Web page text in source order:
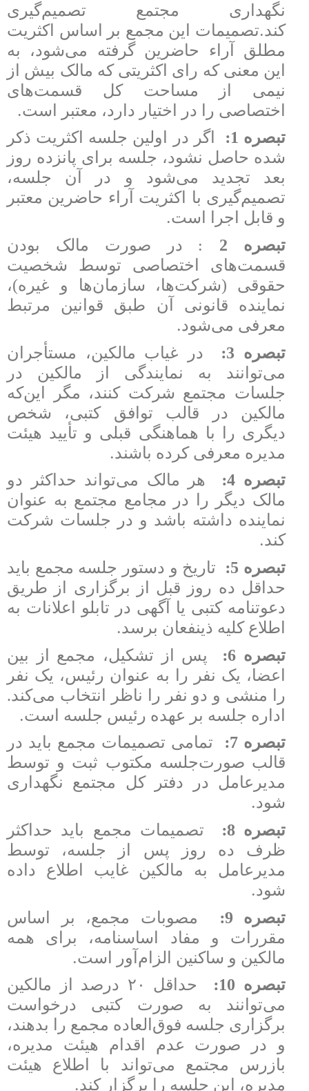
نگهداری مجتمع تصمیم‌گیری
کند.تصمیمات این مجمع بر اساس اکثریت
مطلق آراء حاضرین گرفته می‌شود، به
این معنی که رای اکثریتی که مالک بیش از
نیمی از مساحت کل قسمت‌های
اختصاصی را در اختیار دارد، معتبر است.
تبصره 1 :
اگر در اولین جلسه اکثریت ذکر
شده حاصل نشود، جلسه برای پانزده روز
بعد تجدید می‌شود و در آن جلسه،
تصمیم‌گیری با اکثریت آراء حاضرین معتبر
و قابل اجرا است.
تبصره 2 :
در صورت مالک بودن
قسمت‌های اختصاصی توسط شخصیت
حقوقی (شرکت‌ها، سازمان‌ها و غیره)،
نماینده قانونی آن طبق قوانین مرتبط
معرفی می‌شود.
تبصره 3 :
در غیاب مالکین، مستأجران
می‌توانند به نمایندگی از مالکین در
جلسات مجتمع شرکت کنند، مگر این‌که
مالکین در قالب توافق کتبی، شخص
دیگری را با هماهنگی قبلی و تأیید هیئت
مدیره معرفی کرده باشند.
تبصره 4 :
هر مالک می‌تواند حداکثر دو
مالک دیگر را در مجامع مجتمع به عنوان
نماینده داشته باشد و در جلسات شرکت
کند.
تبصره 5 :
تاریخ و دستور جلسه مجمع باید
حداقل ده روز قبل از برگزاری از طریق
دعوتنامه کتبی یا آگهی در تابلو اعلانات به
اطلاع کلیه ذینفعان برسد.
تبصره 6 :
پس از تشکیل، مجمع از بین
اعضا، یک نفر را به عنوان رئیس، یک نفر
را منشی و دو نفر را ناظر انتخاب می‌کند.
اداره جلسه بر عهده رئیس جلسه است.
تبصره 7 :
تمامی تصمیمات مجمع باید در
قالب صورت‌جلسه مکتوب ثبت و توسط
مدیرعامل در دفتر کل مجتمع نگهداری
شود.
تبصره 8 :
تصمیمات مجمع باید حداکثر
ظرف ده روز پس از جلسه، توسط
مدیرعامل به مالکین غایب اطلاع داده
شود.
تبصره 9 :
مصوبات مجمع، بر اساس
مقررات و مفاد اساسنامه، برای همه
مالکین و ساکنین الزام‌آور است.
تبصره 10 :
حداقل ۲۰ درصد از مالکین
می‌توانند به صورت کتبی درخواست
برگزاری جلسه فوق‌العاده مجمع را بدهند،
و در صورت عدم اقدام هیئت مدیره،
بازرس مجتمع می‌تواند با اطلاع هیئت
مدیره، این جلسه را برگزار کند